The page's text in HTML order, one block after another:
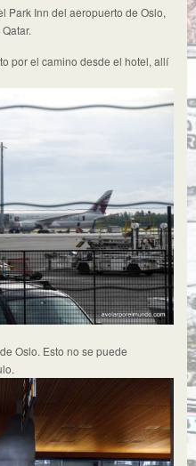
Park Inn del aeropuerto de Oslo,
por el camino desde el hotel, allí
Oslo. Esto no se puede